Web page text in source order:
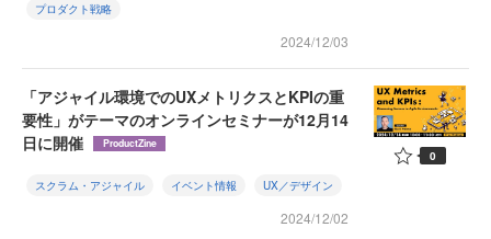
プロダクト戦略
2024/12/03
「アジャイル環境でのUXメトリクスとKPIの重
要性」がテーマのオンラインセミナーが12月14
日に開催
ProductZine
スクラム・アジャイル イベント情報 UX／デザイン
2024/12/02
0